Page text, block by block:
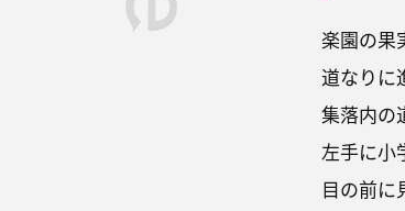
楽園の果
道なりに
集落内の
左手に小
目の前に